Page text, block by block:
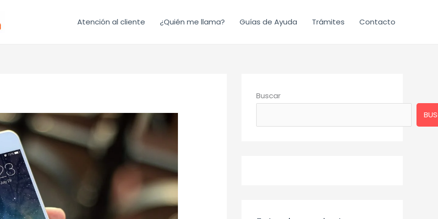
Atención al cliente ¿Quién me llama? Guías de Ayuda Trámites Contacto
Buscar